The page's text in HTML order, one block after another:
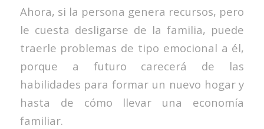
Ahora, si la persona genera recursos, pero
le cuesta desligarse de la familia, puede
traerle problemas de tipo emocional a él,
porque a futuro carecerá de las
habilidades para formar un nuevo hogar y
hasta de cómo llevar una economía
familiar.